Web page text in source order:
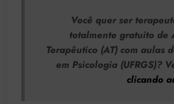
Você quer ser
totalmente gratuito de
Terapêutico (AT) com aulas
em Psicologia (UFRGS)?
clicando